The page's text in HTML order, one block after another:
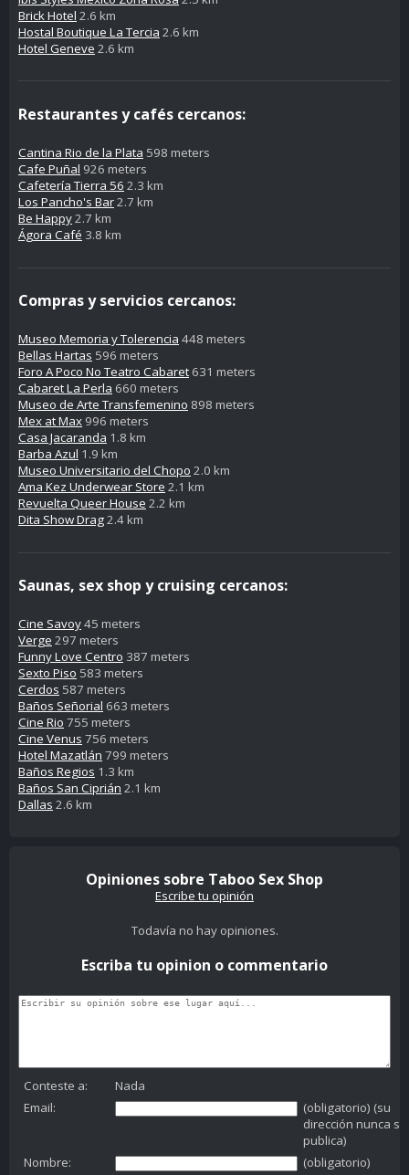
Brick Hotel 2.6 km
Hostal Boutique La Tercia 2.6 km
Hotel Geneve 2.6 km
Restaurantes y cafés cercanos:
Cantina Rio de la Plata 598 meters
Cafe Puñal 926 meters
Cafetería Tierra 56 2.3 km
Los Pancho's Bar2.7 km
Be Happy2.7 km
Ágora Café 3.8 km
Compras y servicios cercanos:
Museo Memoria y Tolerencia 448 meters
Bellas Hartas 596 meters
Foro A Poco No Teatro Cabaret 631 meters
Cabaret La Perla 660 meters
Museo de Arte Transfemenino 898 meters
Mex at Max 996 meters
Casa Jacaranda 1.8 km
Barba Azul 1.9 km
Museo Universitario del Chopo 2.0 km
Ama Kez Underwear Store 2.1 km
Revuelta Queer House 2.2 km
Dita Show Drag2.4 km
Saunas, sex shop y cruising cercanos:
Cine Savoy45 meters
Verge 297 meters
Funny Love Centro 387 meters
Sexto Piso 583 meters
Cerdos 587 meters
Baños Señorial 663 meters
Cine Rio 755 meters
Cine Venus 756 meters
Hotel Mazatlán 799 meters
Baños Regios 1.3 km
Baños San Ciprián 2.1 km
Dallas 2.6 km
Opiniones sobre Taboo Sex Shop
Escribe tu opinión
Todavía no hay opiniones.
Escriba tu opinion o commentario
Conteste a:
Nada
Email:
(obligatorio) (su
dirección nunca se
publica)
Nombre:
(obligatorio)